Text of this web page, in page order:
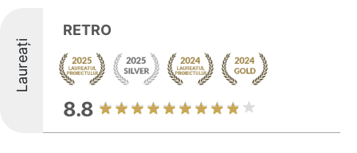
Laureați
RETRO
8.8